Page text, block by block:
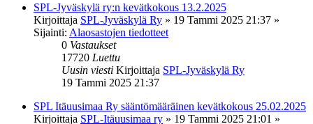
SPL-Jyväskylä ry:n kevätkokous 13.2.2025
Kirjoittaja SPL-Jyväskylä Ry » 19 Tammi 2025 21:37 »
Sijainti: Alaosastojen tiedotteet
0 Vastaukset
17720 Luettu
Uusin viesti Kirjoittaja SPL-Jyväskylä Ry
19 Tammi 2025 21:37
SPL Itäuusimaa Ry sääntömääräinen kevätkokous 25.02.2025
Kirjoittaja SPL-Itäuusimaa ry » 19 Tammi 2025 21:01 »